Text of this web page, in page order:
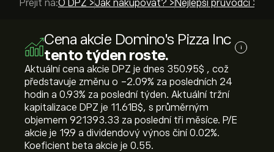
Přejít na:O DPZ >Jak nakupovat? > Nejlepší průvodci >
Cena akcie Domino's Pizza Inc
tento týden roste.
i
Aktuální cena akcie DPZ je dnes 350.95‎$‎ , což
představuje změnu o ‎-2.09‎% za posledních 24
hodin a ‎0.93‎% za poslední týden. Aktuální tržní
kapitalizace DPZ je 11.61B‎$‎, s průměrným
objemem 921393.33 za poslední tři měsíce. P/E
akcie je 19.9 a dividendový výnos činí 0.02%.
Koeficient beta akcie je 0.55.